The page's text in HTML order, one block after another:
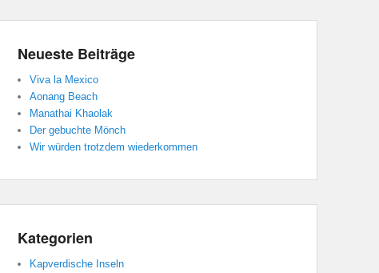
Neueste Beiträge
Viva la Mexico
Aonang Beach
Manathai Khaolak
Der gebuchte Mönch
Wir würden trotzdem wiederkommen
Kategorien
Kapverdische Inseln